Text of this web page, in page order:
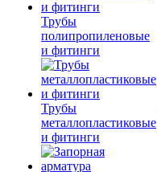
Трубы
полипропиленовые
и фитинги
Трубы
металлопластиковые
и фитинги